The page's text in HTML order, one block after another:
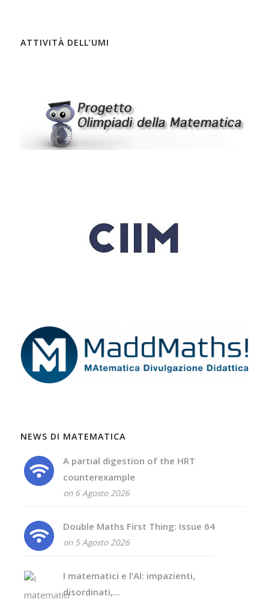
ATTIVITÀ DELL’UMI
NEWS DI MATEMATICA
A partial digestion of the HRT
counterexample
on 6 Agosto 2026
Double Maths First Thing: Issue 64
on 5 Agosto 2026
I matematici e l’AI: impazienti,
disordinati,...